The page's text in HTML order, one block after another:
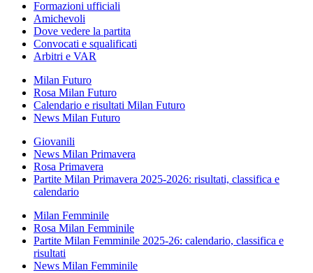
Formazioni ufficiali
Amichevoli
Dove vedere la partita
Convocati e squalificati
Arbitri e VAR
Milan Futuro
Rosa Milan Futuro
Calendario e risultati Milan Futuro
News Milan Futuro
Giovanili
News Milan Primavera
Rosa Primavera
Partite Milan Primavera 2025-2026: risultati, classifica e
calendario
Milan Femminile
Rosa Milan Femminile
Partite Milan Femminile 2025-26: calendario, classifica e
risultati
News Milan Femminile